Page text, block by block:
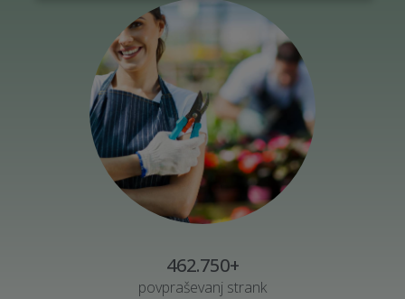
462.750+
povpraševanj strank